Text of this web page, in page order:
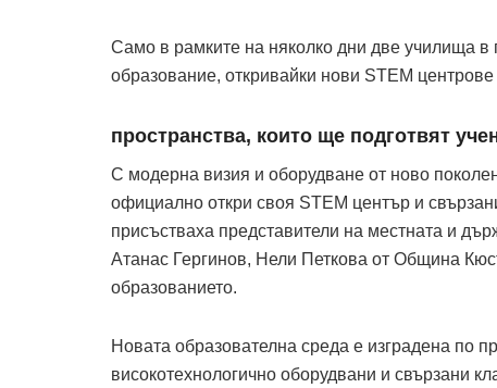
Само в рамките на няколко дни две училища
образование, откривайки нови STEM
пространства, които ще подготвят
С модерна визия и оборудване от ново
официално откри своя STEM център и
присъстваха представители на местната и
Атанас Гергинов, Нели Петкова от Община
образованието.
Новата образователна среда е изградена по
високотехнологично оборудвани и свързани